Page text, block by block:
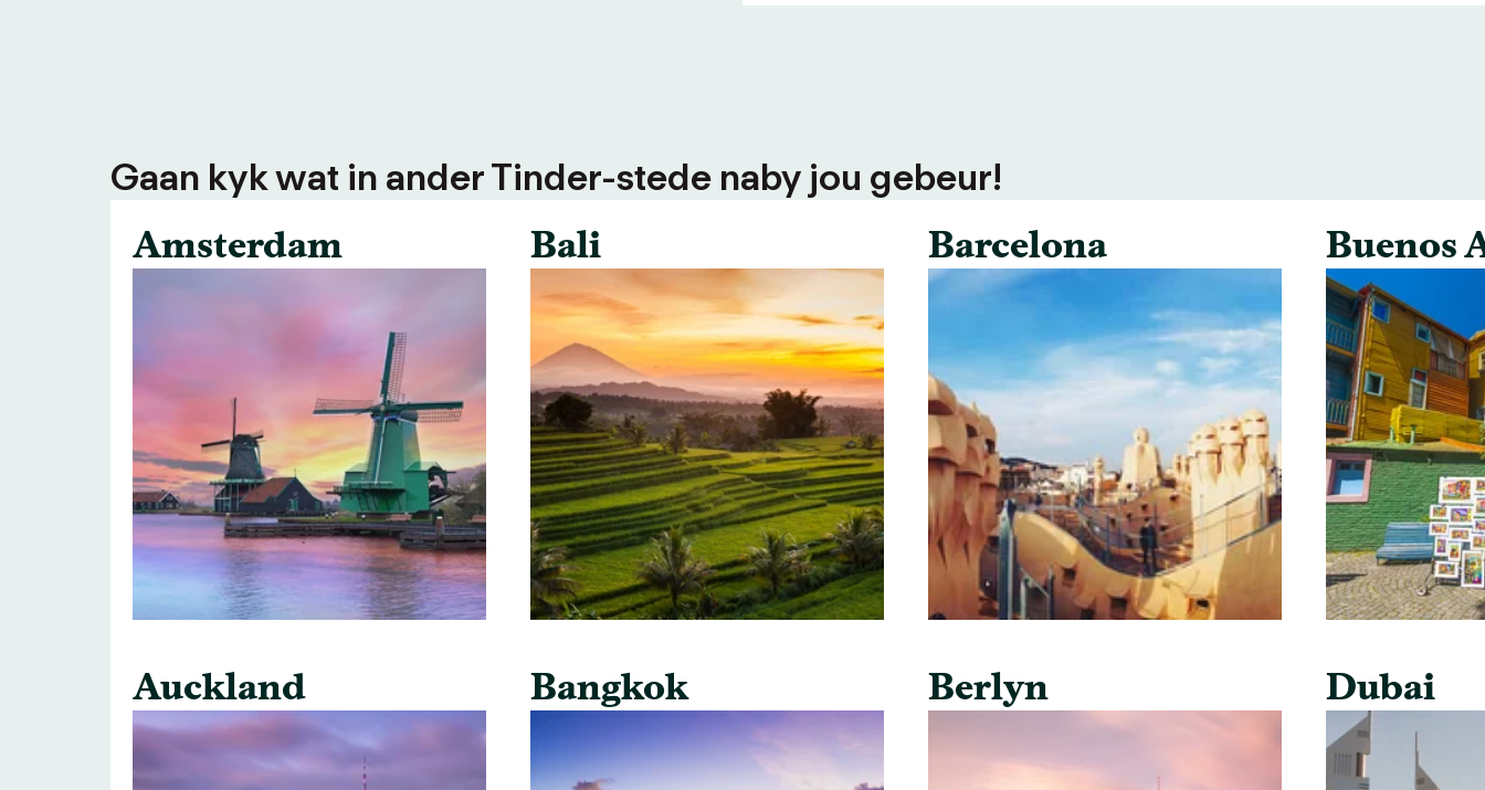
Gaan kyk wat in ander Tinder-stede naby jou gebeur!
Amsterdam
Auckland
Bali
Bangkok
Barcelona
Berlyn
Buenos
Dubai